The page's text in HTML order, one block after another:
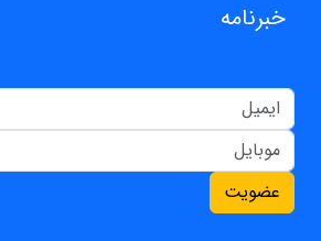
خبرنامه
عضویت